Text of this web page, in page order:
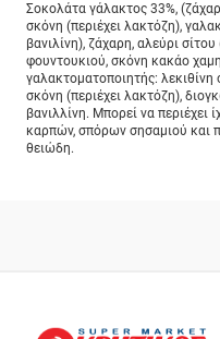
Σοκολάτα γάλακτος 33%,
σκόνη (περιέχει λακτόζη),
βανιλίνη), ζάχαρη, αλεύρι
φουντουκιού, σκόνη κακάο
γαλακτοματοποιητής: λεκιθίνη
σκόνη (περιέχει λακτόζη),
βανιλλίνη. Μπορεί να περιέχει
καρπών, σπόρων σησαμιού και
θειώδη.